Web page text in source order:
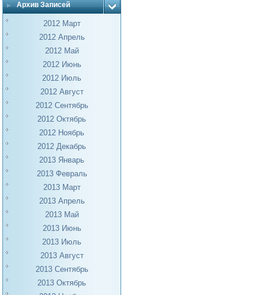
Архив Записей
2012 Март
2012 Апрель
2012 Май
2012 Июнь
2012 Июль
2012 Август
2012 Сентябрь
2012 Октябрь
2012 Ноябрь
2012 Декабрь
2013 Январь
2013 Февраль
2013 Март
2013 Апрель
2013 Май
2013 Июнь
2013 Июль
2013 Август
2013 Сентябрь
2013 Октябрь